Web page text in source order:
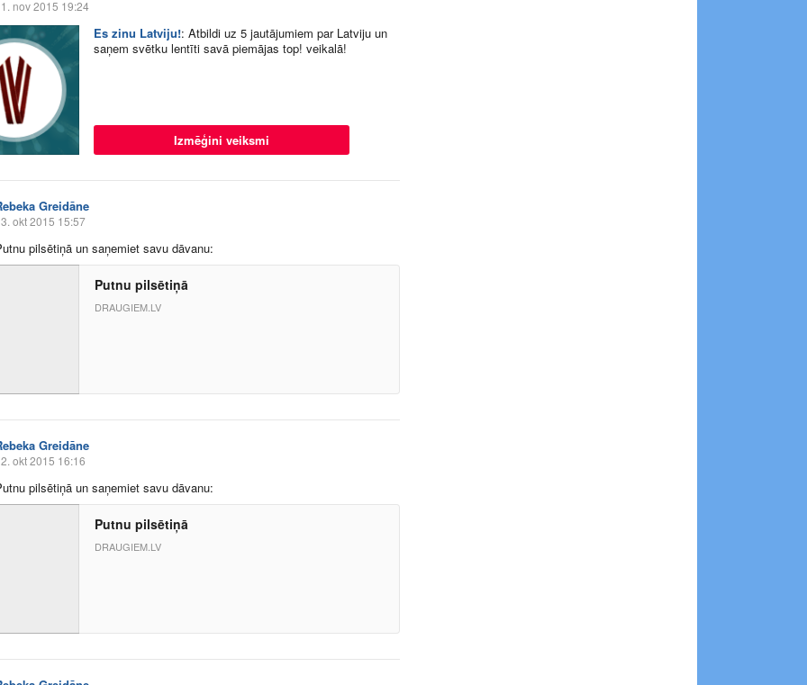
nov 2015 19:24
Es zinu Latviju!: Atbildi uz 5 jautājumiem par Latviju un
saņem svētku lentīti savā piemājas top! veikalā!
Izmēģini veiksmi
Greidāne
okt 2015 15:57
pilsētiņā un saņemiet savu dāvanu:
Putnu pilsētiņā
DRAUGIEM.LV
Greidāne
okt 2015 16:16
pilsētiņā un saņemiet savu dāvanu:
Putnu pilsētiņā
DRAUGIEM.LV